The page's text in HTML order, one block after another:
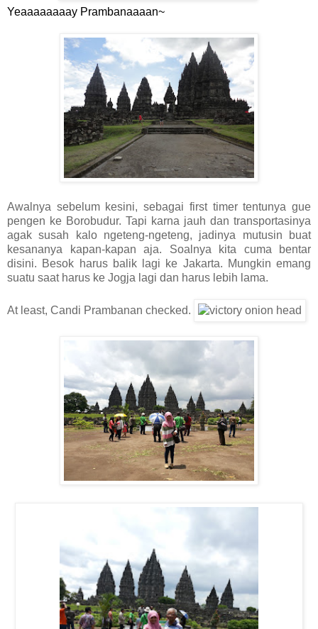
Yeaaaaaaaay Prambanaaaan~
Awalnya sebelum kesini, sebagai first timer tentunya gue
pengen ke Borobudur. Tapi karna jauh dan transportasinya
agak susah kalo ngeteng-ngeteng, jadinya mutusin buat
kesananya kapan-kapan aja. Soalnya kita cuma bentar
disini. Besok harus balik lagi ke Jakarta. Mungkin emang
suatu saat harus ke Jogja lagi dan harus lebih lama.
At least, Candi Prambanan checked.